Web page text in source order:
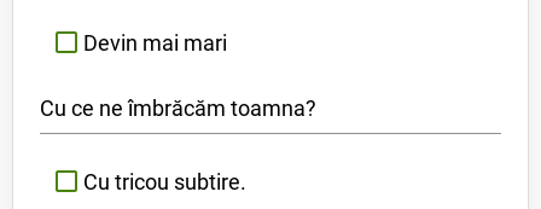
Devin mai mari
Cu ce ne îmbrăcăm toamna?
Cu tricou subtire.